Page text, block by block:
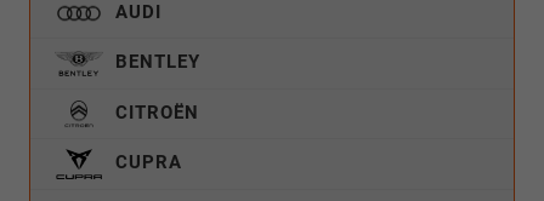
AUDI
BENTLEY
CITROËN
CUPRA